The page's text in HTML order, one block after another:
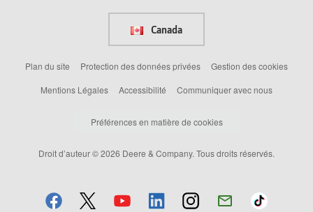
Canada
Plan du site Protection des données privées
Gestion des cookies
Mentions Légales
Accessibilité Communiquer avec nous
Préférences en matière de cookies
Droit d’auteur © 2026 Deere & Company. Tous droits réservés.